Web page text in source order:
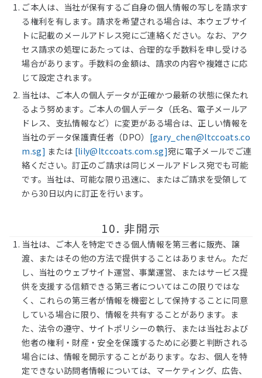
ご本人は、当社が保有するご自身の個人情報の写しを請求す
る権利を有します。請求を希望される場合は、本ウェブサイ
トに記載のメールアドレス宛にご連絡ください。なお、アク
セス請求の処理にあたっては、合理的な手数料を申し受ける
場合があります。手数料の金額は、請求の内容や複雑さに応
じて設定されます。
当社は、ご本人の個人データが正確かつ最新の状態に保たれ
るよう努めます。ご本人の個人データ（氏名、電子メールア
ドレス、支払情報など）に変更がある場合は、正しい情報を
当社のデータ保護責任者（DPO） [gary_chen@ltccoats.co
m.sg] または [lily@ltccoats.com.sg]宛に電子メールでご連
絡ください。訂正のご請求は同じメールアドレス宛でも可能
です。当社は、可能な限り迅速に、またはご請求を受領して
から30日以内に訂正を行います。
10. 非開示
当社は、ご本人を特定できる個人情報を第三者に販売、譲
渡、またはその他の方法で提供することはありません。ただ
し、当社のウェブサイト運営、事業運営、またはサービス提
供を支援する信頼できる第三者についてはこの限りではな
く、これらの第三者が情報を機密として保持することに同意
している場合に限り、情報を共有することがあります。ま
た、法令の遵守、サイトポリシーの執行、または当社および
他者の権利・財産・安全を保護するために必要と判断される
場合には、情報を開示することがあります。なお、個人を特
定できない訪問者情報については、マーケティング、広告、